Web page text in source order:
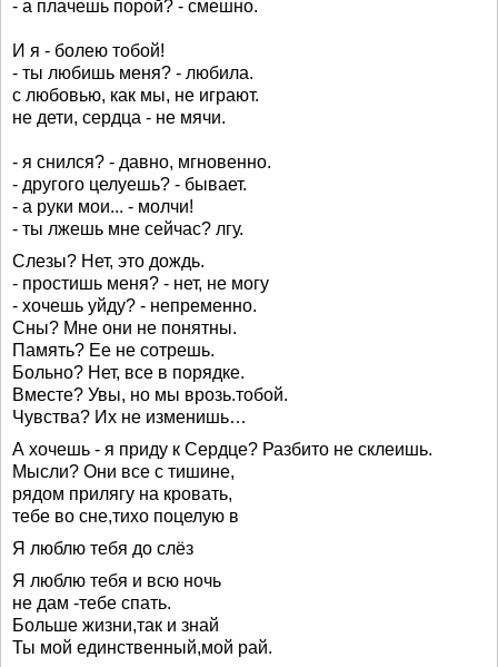
- а плачешь порой? - смешно.
И я - болею тобой!
- ты любишь меня? - любила.
с любовью, как мы, не играют.
не дети, сердца - не мячи.
- я снился? - давно, мгновенно.
- другого целуешь? - бывает.
- а руки мои... - молчи!
- ты лжешь мне сейчас? лгу.
Слезы? Нет, это дождь.
- простишь меня? - нет, не могу
- хочешь уйду? - непременно.
Сны? Мне они не понятны.
Память? Ее не сотрешь.
Больно? Нет, все в порядке.
Вместе? Увы, но мы врозь.тобой.
Чувства? Их не изменишь…
А хочешь - я приду к Сердце? Разбито не склеишь.
Мысли? Они все с тишине,
рядом прилягу на кровать,
тебе во сне,тихо поцелую в
Я люблю тебя до слёз
Я люблю тебя и всю ночь
не дам -тебе спать.
Больше жизни,так и знай
Ты мой единственный,мой рай.